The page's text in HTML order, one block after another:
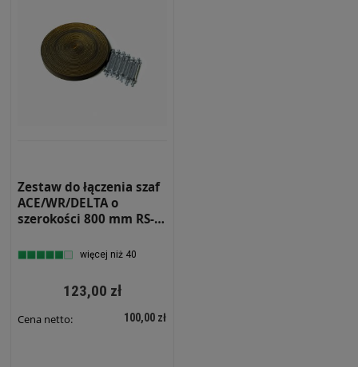
Zestaw do łączenia szaf
ACE/WR/DELTA o
szerokości 800 mm RS-
więcej niż 40
123,00 zł
Cena netto: 100,00 zł